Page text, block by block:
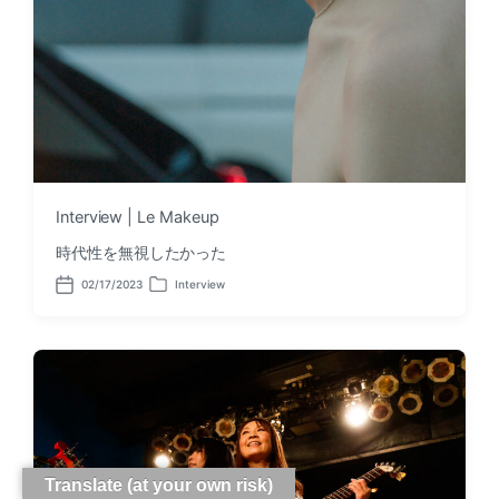
Interview | Le Makeup
時代性を無視したかった
P
02/17/2023 P
Interview
Translate (at your own risk)